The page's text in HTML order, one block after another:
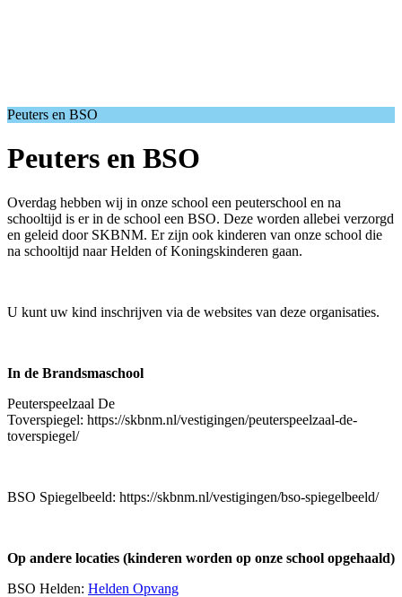
Peuters en BSO
Peuters en BSO
Overdag hebben wij in onze school een peuterschool en na
schooltijd is er in de school een BSO. Deze worden allebei verzorgd
en geleid door SKBNM. Er zijn ook kinderen van onze school die
na schooltijd naar Helden of Koningskinderen gaan.
U kunt uw kind inschrijven via de websites van deze organisaties.
In de Brandsmaschool
Peuterspeelzaal De
Toverspiegel: https://skbnm.nl/vestigingen/peuterspeelzaal-de-
toverspiegel/
BSO Spiegelbeeld: https://skbnm.nl/vestigingen/bso-spiegelbeeld/
Op andere locaties (kinderen worden op onze school opgehaald)
BSO Helden: Helden Opvang